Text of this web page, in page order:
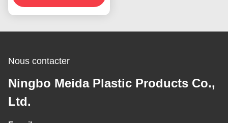
répulsif Ventilateur pour
Nous contacter
Ningbo Meida Plastic Products Co.,
Ltd.